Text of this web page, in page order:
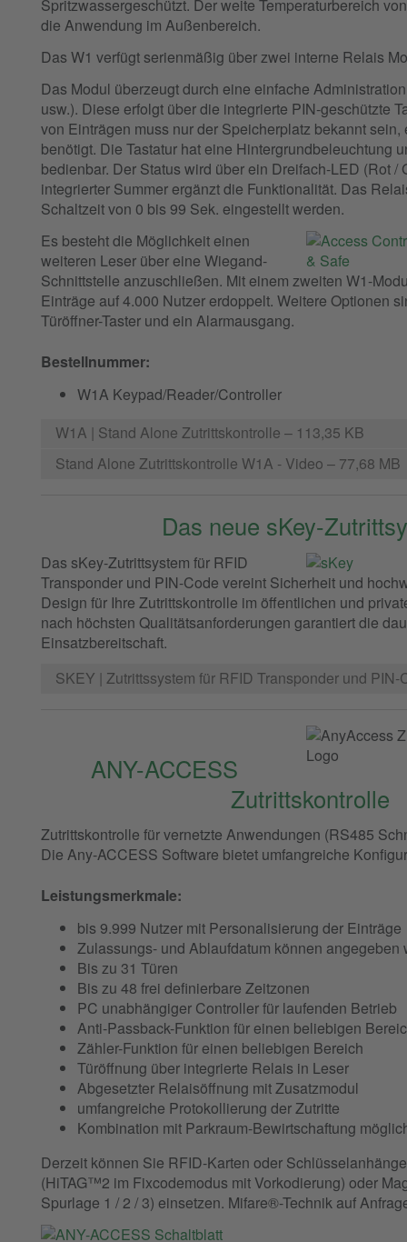
Spritzwassergeschützt. Der weite Temperaturbereich
die Anwendung im Außenbereich.
Das W1 verfügt serienmäßig über zwei interne Relais
Das Modul überzeugt durch eine einfache
usw.). Diese erfolgt über die integrierte PIN-geschützte
von Einträgen muss nur der Speicherplatz bekannt
benötigt. Die Tastatur hat eine Hintergrundbeleuchtung
bedienbar. Der Status wird über ein Dreifach-LED (Rot /
integrierter Summer ergänzt die Funktionalität. Das
Schaltzeit von 0 bis 99 Sek. eingestellt werden.
Es besteht die Möglichkeit einen
weiteren Leser über eine Wiegand-
Schnittstelle anzuschließen. Mit einem zweiten W1-
Einträge auf 4.000 Nutzer erdoppelt. Weitere Optionen
Türöffner-Taster und ein Alarmausgang.
Bestellnummer:
W1A Keypad/Reader/Controller
W1A | Stand Alone Zutrittskontrolle – 113,35 KB
Stand Alone Zutrittskontrolle W1A - Video – 77,68 MB
Das neue sKey-
Das sKey-Zutrittsystem für RFID
Transponder und PIN-Code vereint Sicherheit und
Design für Ihre Zutrittskontrolle im öffentlichen und
nach höchsten Qualitätsanforderungen garantiert die
Einsatzbereitschaft.
SKEY | Zutrittssystem für RFID Transponder und PIN-
ANY-ACCESS
Zutrittskontrolle
Zutrittskontrolle für vernetzte Anwendungen (RS485
Die Any-ACCESS Software bietet umfangreiche
Leistungsmerkmale:
bis 9.999 Nutzer mit Personalisierung der Einträge
Zulassungs- und Ablaufdatum können angegeben
Bis zu 31 Türen
Bis zu 48 frei definierbare Zeitzonen
PC unabhängiger Controller für laufenden Betrieb
Anti-Passback-Funktion für einen beliebigen
Zähler-Funktion für einen beliebigen Bereich
Türöffnung über integrierte Relais in Leser
Abgesetzter Relaisöffnung mit Zusatzmodul
umfangreiche Protokollierung der Zutritte
Kombination mit Parkraum-Bewirtschaftung
Derzeit können Sie RFID-Karten oder
(HiTAG™2 im Fixcodemodus mit Vorkodierung) oder
Spurlage 1 / 2 / 3) einsetzen. Mifare®-Technik auf